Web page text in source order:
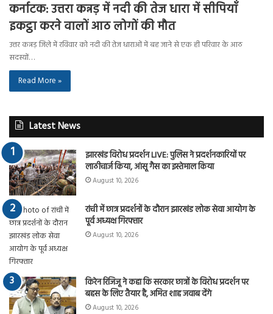
कर्नाटक: उत्तरा कन्नड़ में नदी की तेज धारा में सीपियाँ
इकट्ठा करने वालों आठ लोगों की मौत
उत्तर कन्नड़ जिले में रविवार को नदी की तेज धाराओं में बह जाने से एक ही परिवार के आठ
सदस्यों…
Read More »
Latest News
झारखंड विरोध प्रदर्शन LIVE: पुलिस ने प्रदर्शनकारियों पर
लाठीचार्ज किया, आंसू गैस का इस्तेमाल किया
August 10, 2026
रांची में छात्र प्रदर्शनों के दौरान झारखंड लोक सेवा आयोग के
पूर्व अध्यक्ष गिरफ्तार
August 10, 2026
किरेन रिजिजू ने कहा कि सरकार छात्रों के विरोध प्रदर्शन पर
बहस के लिए तैयार है, अमित शाह जवाब देंगे
August 10, 2026